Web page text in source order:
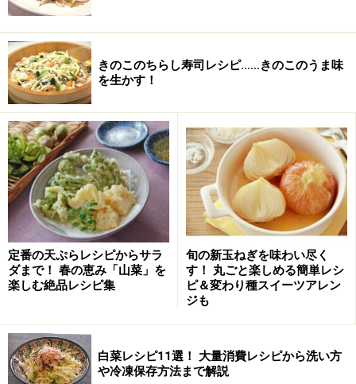
2.キャベツの葉を一口大に切り、芯を薄くスライスす
る。長ネギは斜め切り、人参は薄切り、ピーマンは一口
大に切る。
3.鍋に湯をわかし、沸騰したら塩少々を加えて野菜（ネ
ギと椎茸以外）をサッとゆがき、ザルにとる。
4. 合わせ調味料を混ぜておく。
中華鍋を熱しサラダ油大さじ1をとり、長ネギを炒め
る。香りが出たら椎茸と麩を加えて炒める。
6.おろしニンニクと生姜、赤唐辛子を加えて炒め合わ
きのこのちらし寿司レシピ……きのこのうま味
を生かす！
定番の天ぷらレシピからサラ
ダまで！ 春の恵み「山菜」を
楽しむ絶品レシピ集
旬の新玉ねぎを味わい尽く
す！ 丸ごと楽しめる簡単レシ
ピ＆変わり種スイーツアレン
ジも
白菜レシピ11選！ 大量消費レシピから洗い方
や冷凍保存方法まで解説